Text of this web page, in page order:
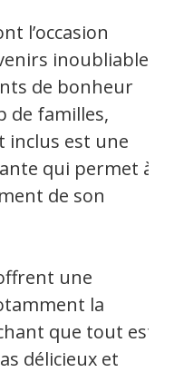
l’occasion
inoubliables
de bonheur
de familles,
est une
qui permet à
de son
une
la
que tout est
délicieux et